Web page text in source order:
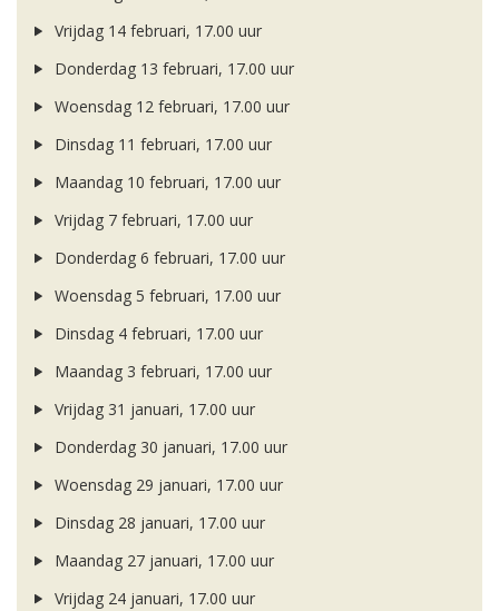
Vrijdag 14 februari, 17.00 uur
Donderdag 13 februari, 17.00 uur
Woensdag 12 februari, 17.00 uur
Dinsdag 11 februari, 17.00 uur
Maandag 10 februari, 17.00 uur
Vrijdag 7 februari, 17.00 uur
Donderdag 6 februari, 17.00 uur
Woensdag 5 februari, 17.00 uur
Dinsdag 4 februari, 17.00 uur
Maandag 3 februari, 17.00 uur
Vrijdag 31 januari, 17.00 uur
Donderdag 30 januari, 17.00 uur
Woensdag 29 januari, 17.00 uur
Dinsdag 28 januari, 17.00 uur
Maandag 27 januari, 17.00 uur
Vrijdag 24 januari, 17.00 uur